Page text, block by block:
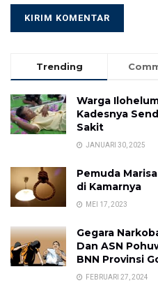
Trending
Warga
Kadesnya
Sakit
JANUARI 30, 2025
Pemuda
di Kamarnya
MEI 17, 2023
Gegara
Dan ASN
BNN Provinsi
FEBRUARI 27, 2024